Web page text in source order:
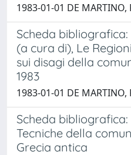
1983-01-01 DE
Scheda
(a cura di), Le
sui disagi della
1983
1983-01-01 DE
Scheda
Tecniche della
Grecia antica